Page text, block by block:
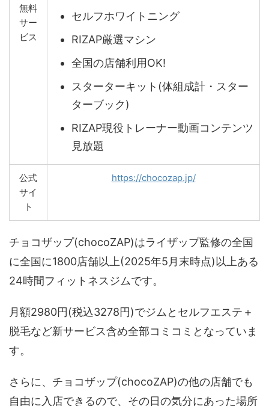
無料
サー
ビス
セルフホワイトニング
RIZAP厳選マシン
全国の店舗利用OK!
スターターキット(体組成計・スター
ターブック)
RIZAP現役トレーナー動画コンテンツ
見放題
公式
サイ
ト
https://chocozap.jp/
チョコザップ(chocoZAP)はライザップ監修の全国
に全国に1800店舗以上(2025年5月末時点)以上ある
24時間フィットネスジムです。
月額2980円(税込3278円)でジムとセルフエステ＋
脱毛など新サービス含め全部コミコミとなっていま
す。
さらに、チョコザップ(chocoZAP)の他の店舗でも
自由に入店できるので、その日の気分にあった場所